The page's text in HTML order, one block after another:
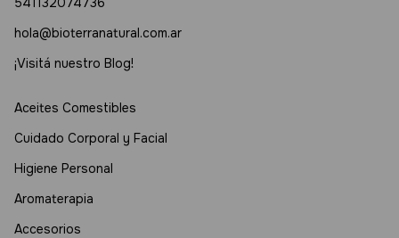
hola@bioterranatural.com.ar
¡Visitá nuestro Blog!
Aceites Comestibles
Cuidado Corporal y Facial
Higiene Personal
Aromaterapia
Accesorios